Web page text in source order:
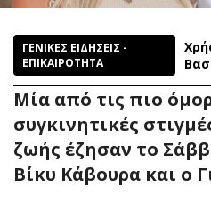
ΓΕΝΙΚΕΣ ΕΙΔΗΣΕΙΣ -
ΕΠΙΚΑΙΡΟΤΗΤΑ
Μία από τις πιο
συγκινητικές
ζωής έζησαν το
Βίκυ Κάβουρα και ο